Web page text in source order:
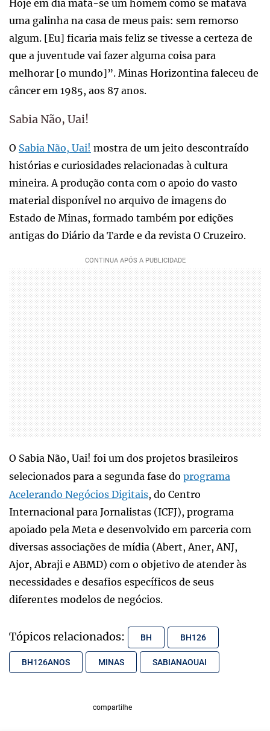
Hoje em dia mata-se um homem como se matava
uma galinha na casa de meus pais: sem remorso
algum. [Eu] ficaria mais feliz se tivesse a certeza de
que a juventude vai fazer alguma coisa para
melhorar [o mundo]”. Minas Horizontina faleceu de
câncer em 1985, aos 87 anos.
Sabia Não, Uai!
O Sabia Não, Uai! mostra de um jeito descontraído
histórias e curiosidades relacionadas à cultura
mineira. A produção conta com o apoio do vasto
material disponível no arquivo de imagens do
Estado de Minas, formado também por edições
antigas do Diário da Tarde e da revista O Cruzeiro.
O Sabia Não, Uai! foi um dos projetos brasileiros
selecionados para a segunda fase do programa
Acelerando Negócios Digitais, do Centro
Internacional para Jornalistas (ICFJ), programa
apoiado pela Meta e desenvolvido em parceria com
diversas associações de mídia (Abert, Aner, ANJ,
Ajor, Abraji e ABMD) com o objetivo de atender às
necessidades e desafios específicos de seus
diferentes modelos de negócios.
Tópicos relacionados: BH BH126
BH126ANOS MINAS SABIANAOUAI
compartilhe